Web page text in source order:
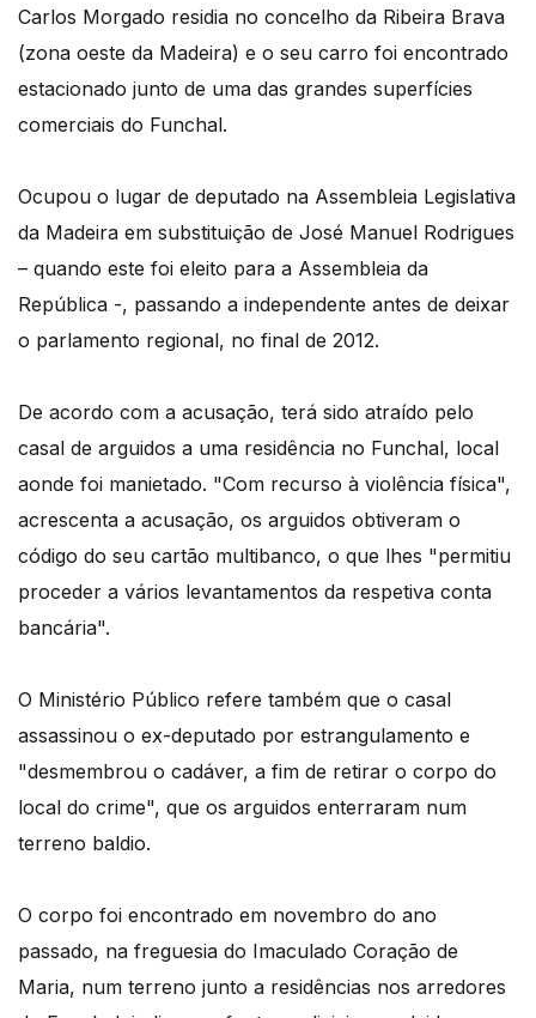
Carlos Morgado residia no concelho da Ribeira Brava
(zona oeste da Madeira) e o seu carro foi encontrado
estacionado junto de uma das grandes superfícies
comerciais do Funchal.
Ocupou o lugar de deputado na Assembleia Legislativa
da Madeira em substituição de José Manuel Rodrigues
– quando este foi eleito para a Assembleia da
República -, passando a independente antes de deixar
o parlamento regional, no final de 2012.
De acordo com a acusação, terá sido atraído pelo
casal de arguidos a uma residência no Funchal, local
aonde foi manietado. "Com recurso à violência física",
acrescenta a acusação, os arguidos obtiveram o
código do seu cartão multibanco, o que lhes "permitiu
proceder a vários levantamentos da respetiva conta
bancária".
O Ministério Público refere também que o casal
assassinou o ex-deputado por estrangulamento e
"desmembrou o cadáver, a fim de retirar o corpo do
local do crime", que os arguidos enterraram num
terreno baldio.
O corpo foi encontrado em novembro do ano
passado, na freguesia do Imaculado Coração de
Maria, num terreno junto a residências nos arredores